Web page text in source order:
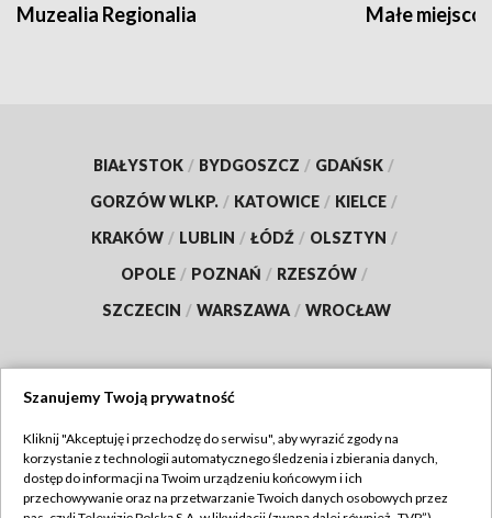
Muzealia Regionalia Małe
BIAŁYSTOK / BYDGOSZCZ / GDAŃSK /
GORZÓW WLKP. / KATOWICE / KIELCE /
KRAKÓW / LUBLIN / ŁÓDŹ / OLSZTYN /
OPOLE / POZNAŃ / RZESZÓW /
SZCZECIN / WARSZAWA / WROCŁAW
TVP
Abonament TVP
Regulamin TVP
Szanujemy Twoją prywatność
Kliknij "Akceptuję i przechodzę do serwisu", aby wyrazić zgody na
korzystanie z technologii automatycznego śledzenia i zbierania danych,
dostęp do informacji na Twoim urządzeniu końcowym i ich
przechowywanie oraz na przetwarzanie Twoich danych osobowych przez